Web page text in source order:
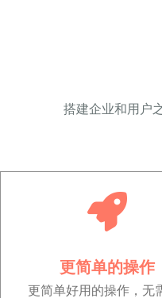
更简单的操作
更简单好用的操作，无
搭建企业和用户